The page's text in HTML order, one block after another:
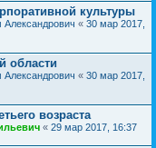
культуры
« 30 мар 2017,
области
« 30 мар 2017,
возраста
« 29 мар 2017, 16:37